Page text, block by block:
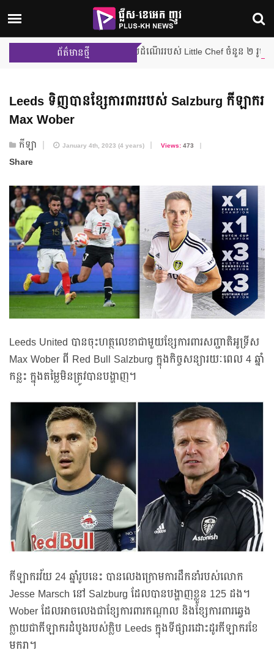
ព័ត៌មានថ្មី
ប្រកួតជម្រុះលើកដំបូង បញ្ចប់ដំណើររបស់ Little Chef ចំនួន ២ រូប ពីផ្ទះបាយ
Leeds ទិញបានខ្សែការពាររបស់ Salzburg កីឡាករ
Max Wober
កីឡា January 4th, 2023 (4 years) Views:473
Share
Leeds United បានចុះហត្ថលេខាជាមួយខ្សែការពារសញ្ជាតិអូទ្រីស
Max Wober ពី Red Bull Salzburg ក្នុងកិច្ចសន្យារយៈពេល 4 ឆ្នាំ
កន្លះ ក្នុងតម្លៃមិនត្រូវបានបង្ហាញ។
កីឡាករវ័យ 24 ឆ្នាំរូបនេះ បានលេងក្រោមការដឹកនាំរបស់លោក
Jesse Marsch នៅ Salzburg ដែលបានបង្ហាញខ្លួន 125 ដង។
Wober ដែលអាចលេងជាខ្សែការពារកណ្តាល និងខ្សែការពារឆ្វេង
ក្លាយជាកីឡាករដំបូងរបស់ក្លិប Leeds ក្នុងទីផ្សារដោះដូរកីឡាករខែ
មករា។